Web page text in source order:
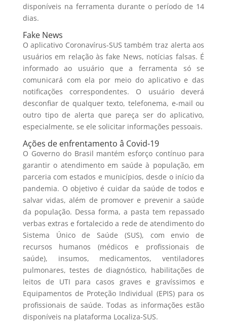
disponíveis na ferramenta durante o período de 14
dias.
Fake News
O aplicativo Coronavírus-SUS também traz alerta aos
usuários em relação às fake News, notícias falsas. É
informado ao usuário que a ferramenta só se
comunicará com ela por meio do aplicativo e das
notificações correspondentes. O usuário deverá
desconfiar de qualquer texto, telefonema, e-mail ou
outro tipo de alerta que pareça ser do aplicativo,
especialmente, se ele solicitar informações pessoais.
Ações de enfrentamento â Covid-19
O Governo do Brasil mantém esforço contínuo para
garantir o atendimento em saúde à população, em
parceria com estados e municípios, desde o início da
pandemia. O objetivo é cuidar da saúde de todos e
salvar vidas, além de promover e prevenir a saúde
da população. Dessa forma, a pasta tem repassado
verbas extras e fortalecido a rede de atendimento do
Sistema Único de Saúde (SUS), com envio de
recursos humanos (médicos e profissionais de
saúde), insumos, medicamentos, ventiladores
pulmonares, testes de diagnóstico, habilitações de
leitos de UTI para casos graves e gravíssimos e
Equipamentos de Proteção Individual (EPIS) para os
profissionais de saúde. Todas as informações estão
disponíveis na plataforma Localiza-SUS.